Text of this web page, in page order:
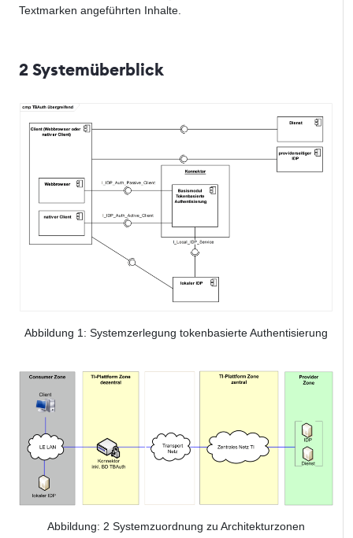
Textmarken angeführten Inhalte.
2 Systemüberblick
Abbildung 1 : Systemzerlegung tokenbasierte Authentisierung
Abbildung: 2 Systemzuordnung zu Architekturzonen